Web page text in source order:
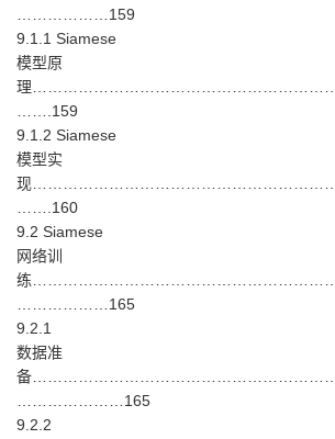
………………159
9.1.1 Siamese
模型原
理
…….159
9.1.2 Siamese
模型实
现
…….160
9.2 Siamese
网络训
练
………………165
9.2.1
数据准
备
…………………165
9.2.2